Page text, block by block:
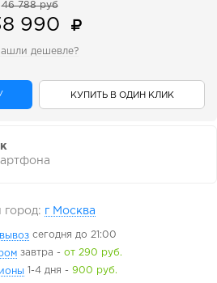
46 788 руб
990
дешевле?
КУПИТЬ В ОДИН КЛИК
город: г Москва
сегодня до 21:00
завтра - от 290 руб.
1-4 дня - 900 руб.